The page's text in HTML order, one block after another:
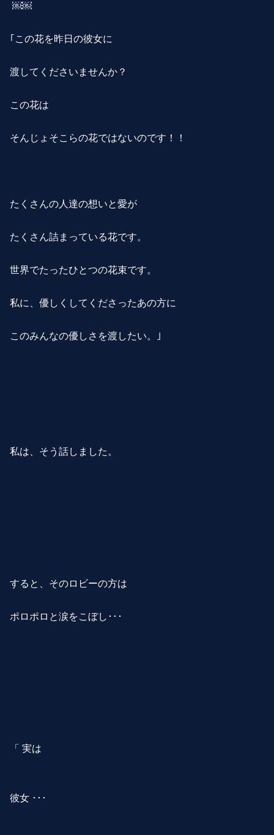
￼￼
｢この花を昨日の彼女に
渡してくださいませんか？
この花は
そんじょそこらの花ではないのです！！
たくさんの人達の想いと愛が
たくさん詰まっている花です。
世界でたったひとつの花束です。
私に、優しくしてくださったあの方に
このみんなの優しさを渡したい。｣
私は、そう話しました。
すると、そのロビーの方は
ポロポロと涙をこぼし･･･
「 実は
彼女 ･･･